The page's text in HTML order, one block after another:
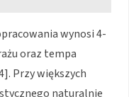
wynosi 4-
oraz tempa
Przy większych
naturalnie